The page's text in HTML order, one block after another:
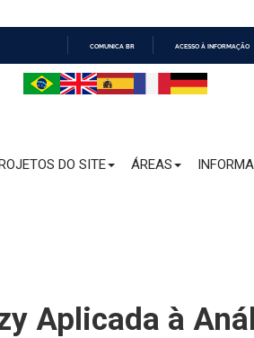
COMUNICA BR ACESSO À INFORMAÇÃO
DO SITE ÁREAS
Aplicada à